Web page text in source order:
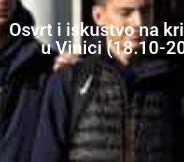
Osvrt i iskustvo na
u Vinici (18.10-